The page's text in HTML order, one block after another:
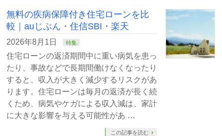
無料の疾病保障付き住宅ローンを比
較｜auじぶん・住信SBI・楽天
2026年8月1日 特集
住宅ローンの返済期間中に重い病気を患っ
たり、事故などで長期間働けなくなったり
すると、収入が大きく減少するリスクがあ
ります。住宅ローンは毎月の返済が長く続
くため、病気やケガによる収入減は、家計
に大きな影響を与える可能性があ …
この記事を読む